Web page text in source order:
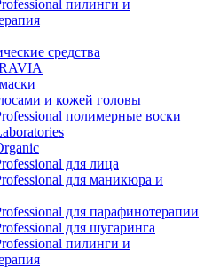
пилинги и
средства
и кожей головы
полимерные воски
для лица
для маникюра и
для парафинотерапии
для шугаринга
пилинги и